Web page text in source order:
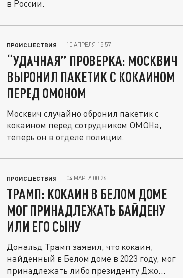
в России.
ПРОИСШЕСТВИЯ 10 АПРЕЛЯ 15:57
“УДАЧНАЯ” ПРОВЕРКА: МОСКВИЧ
ВЫРОНИЛ ПАКЕТИК С КОКАИНОМ
ПЕРЕД ОМОНОМ
Москвич случайно обронил пакетик с
кокаином перед сотрудником ОМОНа,
теперь он в отделе полиции.
ПРОИСШЕСТВИЯ 04 МАРТА 00:26
ТРАМП: КОКАИН В БЕЛОМ ДОМЕ
МОГ ПРИНАДЛЕЖАТЬ БАЙДЕНУ
ИЛИ ЕГО СЫНУ
Дональд Трамп заявил, что кокаин,
найденный в Белом доме в 2023 году, мог
принадлежать либо президенту Джо...